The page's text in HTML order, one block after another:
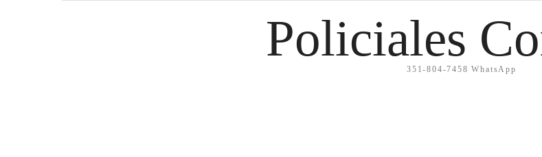
Policiales
351-804-7458 WhatsApp